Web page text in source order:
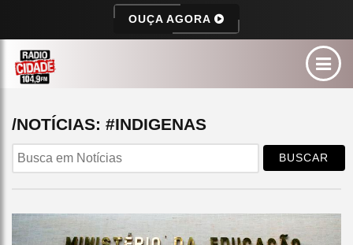
OUÇA AGORA
/NOTÍCIAS: #INDIGENAS
BUSCAR